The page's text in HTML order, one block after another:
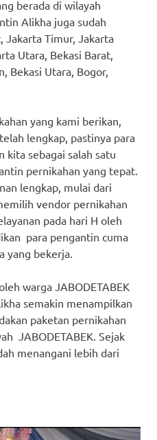
berada di wilayah
Alikha juga sudah
Jakarta Timur, Jakarta
Utara, Bekasi Barat,
Bekasi Utara, Bogor,
yang kami berikan,
lengkap, pastinya para
kita sebagai salah satu
pernikahan yang tepat.
lengkap, mulai dari
vendor pernikahan
pada hari H oleh
para pengantin cuma
yang bekerja.
warga JABODETABEK
semakin menampilkan
paketan pernikahan
JABODETABEK. Sejak
menangani lebih dari